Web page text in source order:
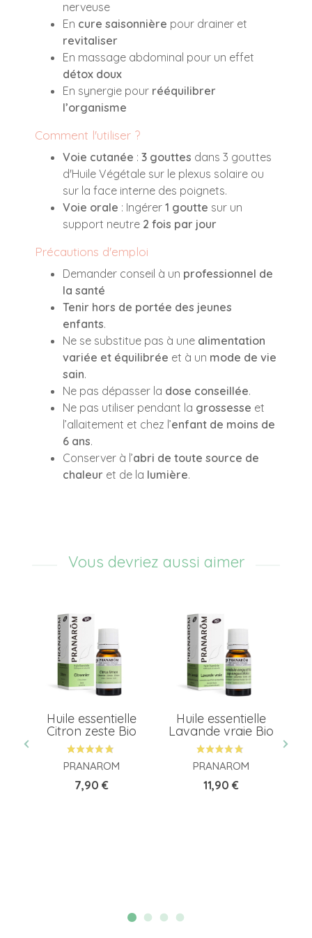
nerveuse
En cure saisonnière pour drainer et
revitaliser
En massage abdominal pour un effet
détox doux
En synergie pour rééquilibrer
l’organisme
Comment l'utiliser ?
Voie cutanée : 3 gouttes dans 3 gouttes
d'Huile Végétale sur le plexus solaire ou
sur la face interne des poignets.
Voie orale : Ingérer 1 goutte sur un
support neutre 2 fois par jour
Précautions d'emploi
Demander conseil à un professionnel de
la santé
Tenir hors de portée des jeunes
enfants.
Ne se substitue pas à une alimentation
variée et équilibrée et à un mode de vie
sain.
Ne pas dépasser la dose conseillée.
Ne pas utiliser pendant la grossesse et
l’allaitement et chez l’enfant de moins de
6 ans.
Conserver à l’abri de toute source de
chaleur et de la lumière.
Vous devriez aussi aimer
Huile essentielle
Citron zeste Bio
PRANAROM
Prix
7,90 €
Huile essentielle
Lavande vraie Bio
PRANAROM
Prix
11,90 €